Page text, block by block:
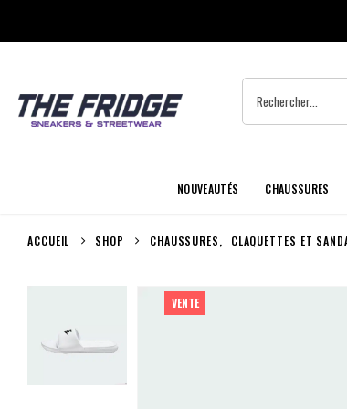
NOUVEAUTÉS CHAUSSURES
ACCUEIL SHOP CHAUSSURES, CLAQUETTES ET
VENTE